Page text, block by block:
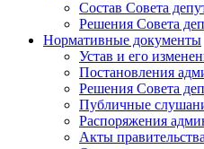
Состав Совета
Решения Совета
Нормативные документы
Устав и его
Постановления
Решения Совета
Публичные
Распоряжения
Акты правительства